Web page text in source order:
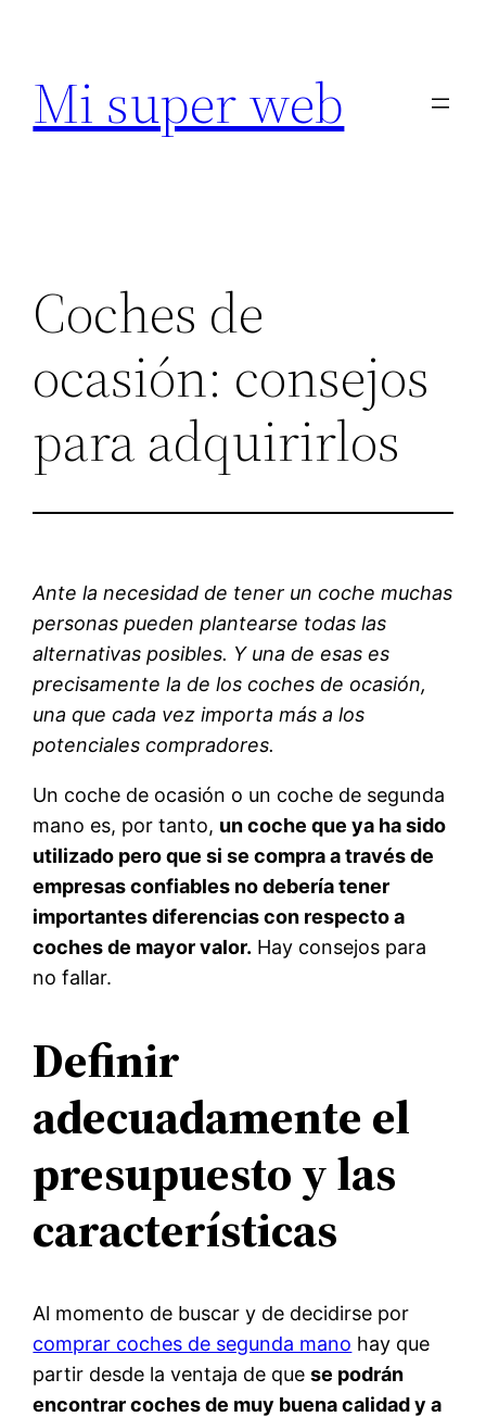
contenido
Mi super web
Coches de
ocasión: consejos
para adquirirlos
Ante la necesidad de tener un coche muchas
personas pueden plantearse todas las
alternativas posibles. Y una de esas es
precisamente la de los coches de ocasión,
una que cada vez importa más a los
potenciales compradores.
Un coche de ocasión o un coche de segunda
mano es, por tanto, un coche que ya ha sido
utilizado pero que si se compra a través de
empresas confiables no debería tener
importantes diferencias con respecto a
coches de mayor valor. Hay consejos para
no fallar.
Definir
adecuadamente el
presupuesto y las
características
Al momento de buscar y de decidirse por
comprar coches de segunda mano hay que
partir desde la ventaja de quese podrán
encontrar coches de muy buena calidad y a